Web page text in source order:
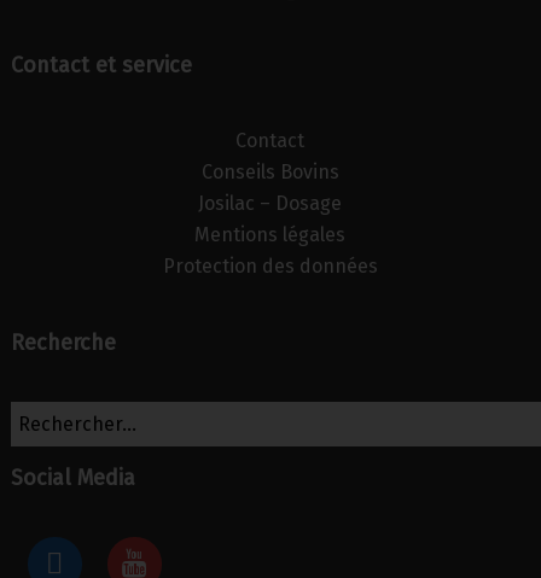
Contact et service
Contact
Conseils Bovins
Josilac – Dosage
Mentions légales
Protection des données
Recherche
Social Media